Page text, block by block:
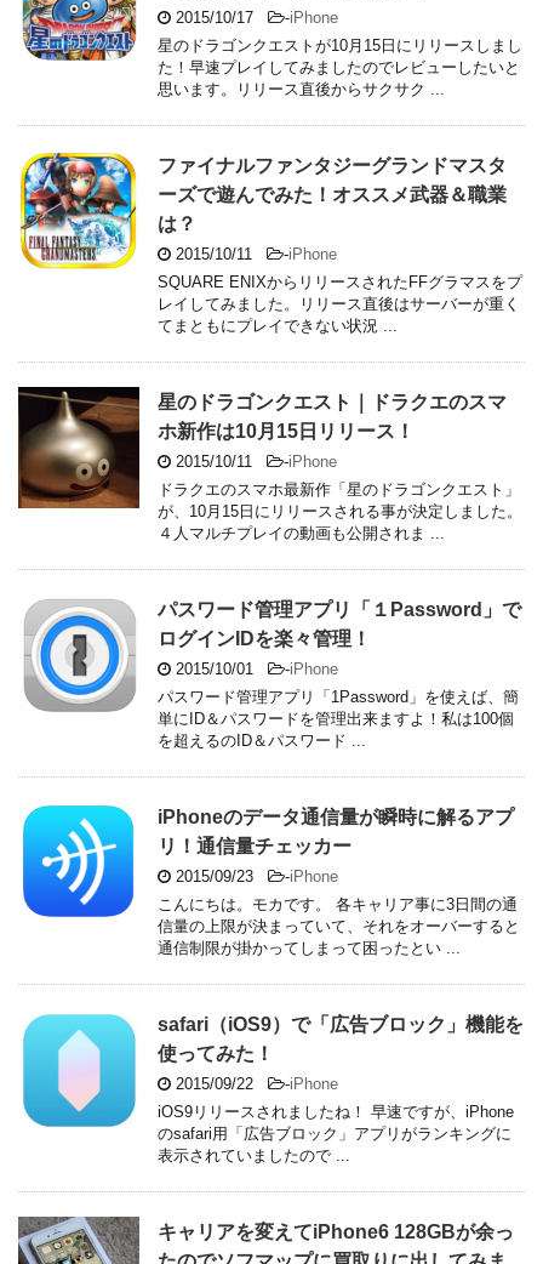
2015/10/17 -iPhone
星のドラゴンクエストが10月15日にリリースしまし
た！早速プレイしてみましたのでレビューしたいと
思います。リリース直後からサクサク ...
ファイナルファンタジーグランドマスタ
ーズで遊んでみた！オススメ武器＆職業
は？
2015/10/11 -iPhone
SQUARE ENIXからリリースされたFFグラマスをプ
レイしてみました。リリース直後はサーバーが重く
てまともにプレイできない状況 ...
星のドラゴンクエスト｜ドラクエのスマ
ホ新作は10月15日リリース！
2015/10/11 -iPhone
ドラクエのスマホ最新作「星のドラゴンクエスト」
が、10月15日にリリースされる事が決定しました。
４人マルチプレイの動画も公開されま ...
パスワード管理アプリ「１Password」で
ログインIDを楽々管理！
2015/10/01 -iPhone
パスワード管理アプリ「1Password」を使えば、簡
単にID＆パスワードを管理出来ますよ！私は100個
を超えるのID＆パスワード ...
iPhoneのデータ通信量が瞬時に解るアプ
リ！通信量チェッカー
2015/09/23 -iPhone
こんにちは。モカです。 各キャリア事に3日間の通
信量の上限が決まっていて、それをオーバーすると
通信制限が掛かってしまって困ったとい ...
safari（iOS9）で「広告ブロック」機能を
使ってみた！
2015/09/22 -iPhone
iOS9リリースされましたね！ 早速ですが、iPhone
のsafari用「広告ブロック」アプリがランキングに
表示されていましたので ...
キャリアを変えてiPhone6 128GBが余っ